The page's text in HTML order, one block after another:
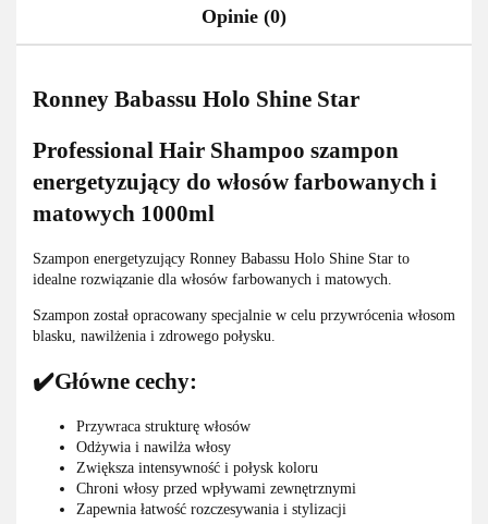
Opinie (0)
Ronney Babassu Holo Shine Star
Professional Hair Shampoo szampon
energetyzujący do włosów farbowanych i
matowych 1000ml
Szampon energetyzujący Ronney Babassu Holo Shine Star to
idealne rozwiązanie dla włosów farbowanych i matowych.
Szampon został opracowany specjalnie w celu przywrócenia włosom
blasku, nawilżenia i zdrowego połysku.
✔️Główne cechy:
Przywraca strukturę włosów
Odżywia i nawilża włosy
Zwiększa intensywność i połysk koloru
Chroni włosy przed wpływami zewnętrznymi
Zapewnia łatwość rozczesywania i stylizacji